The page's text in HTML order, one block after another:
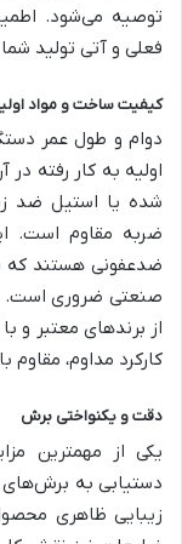
توصیه می‌شود.
فعلی و آتی تولید
کیفیت ساخت و مواد
دوام و طول عمر
اولیه به کار رفته در
ضربه مقاوم است.
ضدعفونی هستند که
صنعتی ضروری است.
از برندهای معتبر و
کارکرد مداوم، مقاوم
دقت و یکنواختی برش
یکی از مهمترین
دستیابی به برش‌های
زیبایی ظاهری